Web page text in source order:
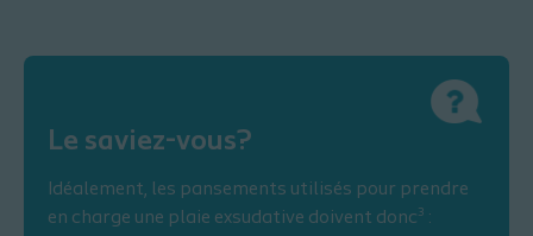
Le saviez-vous?
Idéalement, les pansements utilisés pour prendre
en charge une plaie exsudative doivent donc3 :